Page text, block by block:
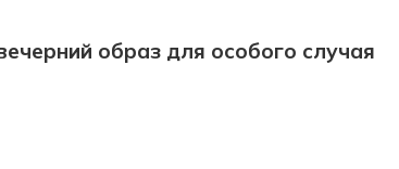
образ для особого случая